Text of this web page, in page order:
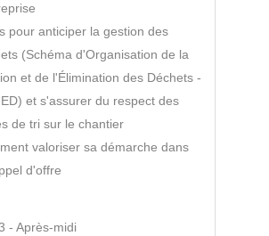
pour anticiper la gestion des
(Schéma d'Organisation de la
et de l'Élimination des Déchets -
et s'assurer du respect des
de tri sur le chantier
valoriser sa démarche dans
d'offre
- Après-midi